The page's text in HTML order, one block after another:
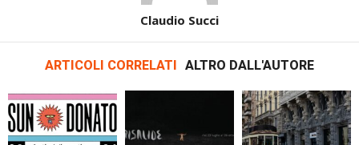
Claudio Succi
ARTICOLI CORRELATI ALTRO DALL'AUTORE